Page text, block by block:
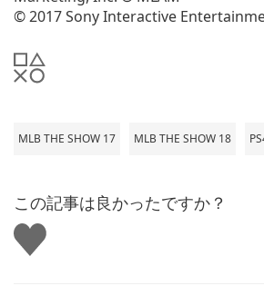
© 2017 Sony Interactive
MLB THE SHOW 17 MLB THE SHOW 18
この記事は良かったですか？
い
い